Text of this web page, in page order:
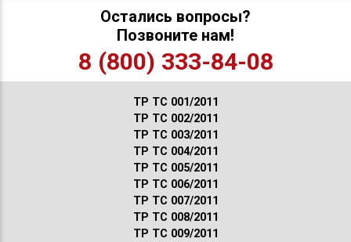
Остались вопросы?
Позвоните нам!
8 (800) 333-84-08
ТР ТС 001/2011
ТР ТС 002/2011
ТР ТС 003/2011
ТР ТС 004/2011
ТР ТС 005/2011
ТР ТС 006/2011
ТР ТС 007/2011
ТР ТС 008/2011
ТР ТС 009/2011